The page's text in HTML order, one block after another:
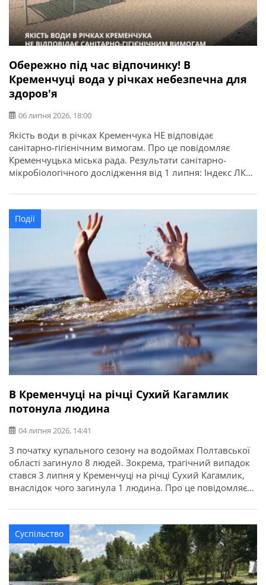
Обережно під час відпочинку! В
Кременчуці вода у річках небезпечна для
здоров'я
06 липня 2026, 18:00
Якість води в річках Кременчука НЕ відповідає
санітарно-гігієнічним вимогам. Про це повідомляє
Кременчуцька міська рада. Результати санітарно-
мікробіологічного дослідження від 1 липня: Індекс ЛКП
бактеріологічну забрудненість водойми. Лактозо-
позитивна кишкова паличка при потраплянні у
шлунково-кишковий тракт людини може викликати
гострі кишкові інфекції. Особливо ці захворювання
небезпечні для малечі. Кишкові […]
Події
В Кременчуці на річці Сухий Кагамлик
потонула людина
04 липня 2026, 14:41
З початку купального сезону на водоймах Полтавської
області загинуло 8 людей. Зокрема, трагічний випадок
стався 3 липня у Кременчуці на річці Сухий Кагамлик,
внаслідок чого загинула 1 людина. Про це повідомляє
закликають суворо дотримуватися правил безпечної
поведінки на воді. Бережіть себе та своїх близьких!
Суспільство